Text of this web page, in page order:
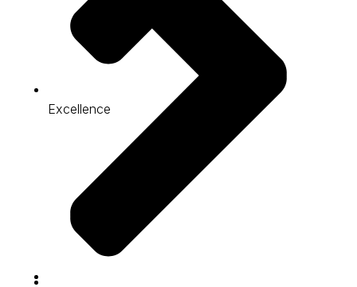
Excellence